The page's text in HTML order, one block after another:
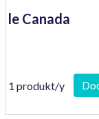
le Canada
1 produkt/y